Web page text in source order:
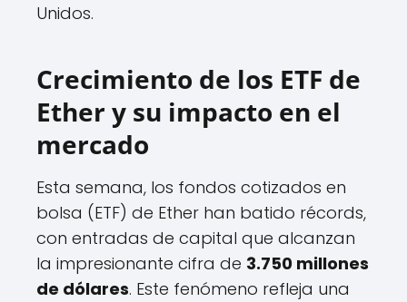
Unidos.
Crecimiento de los ETF de
Ether y su impacto en el
mercado
Esta semana, los fondos cotizados en
bolsa (ETF) de Ether han batido récords,
con entradas de capital que alcanzan
la impresionante cifra de 3.750 millones
de dólares. Este fenómeno refleja una